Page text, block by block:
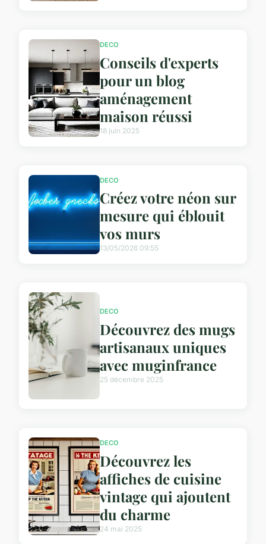
DECO
Conseils d'experts
pour un blog
aménagement
maison réussi
18 juin 2025
DECO
Créez votre néon sur
mesure qui éblouit
vos murs
13/05/2026 09:55
DECO
Découvrez des mugs
artisanaux uniques
avec muginfrance
25 décembre 2025
DECO
Découvrez les
affiches de cuisine
vintage qui ajoutent
du charme
24 mai 2025